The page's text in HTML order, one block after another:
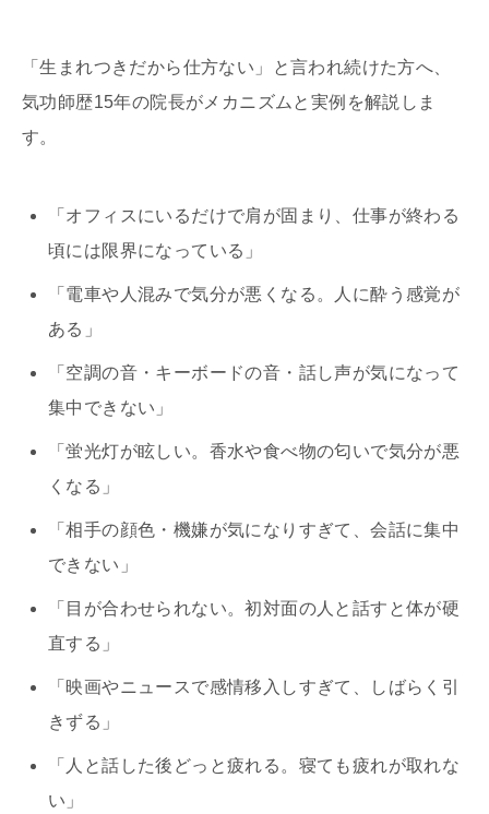
「生まれつきだから仕方ない」と言われ続けた方へ、
気功師歴15年の院長がメカニズムと実例を解説しま
す。
「オフィスにいるだけで肩が固まり、仕事が終わる
頃には限界になっている」
「電車や人混みで気分が悪くなる。人に酔う感覚が
ある」
「空調の音・キーボードの音・話し声が気になって
集中できない」
「蛍光灯が眩しい。香水や食べ物の匂いで気分が悪
くなる」
「相手の顔色・機嫌が気になりすぎて、会話に集中
できない」
「目が合わせられない。初対面の人と話すと体が硬
直する」
「映画やニュースで感情移入しすぎて、しばらく引
きずる」
「人と話した後どっと疲れる。寝ても疲れが取れな
い」